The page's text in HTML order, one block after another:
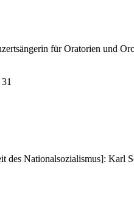
für Oratorien und
des Nationalsozialismus]: Karl